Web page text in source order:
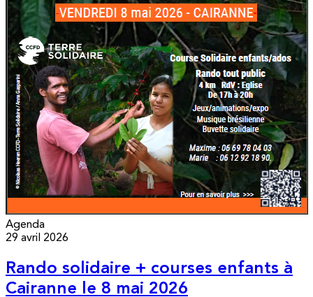
Agenda
29 avril 2026
Rando solidaire + courses enfants à
Cairanne le 8 mai 2026